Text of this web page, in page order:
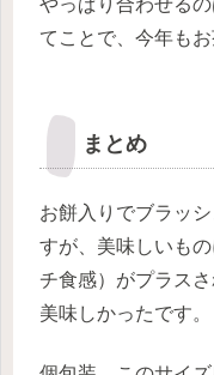
やっぱり合わせる
てことで、今年も
まとめ
お餅入りでブラッ
すが、美味しいも
チ食感）がプラス
美味しかったです。